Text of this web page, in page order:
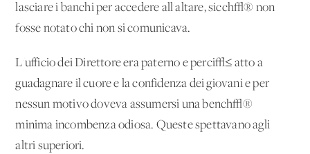
lasciare i banchi per accedere all'altare, sicch√® non
fosse notato chi non si comunicava.
L'ufficio dei Direttore era paterno e perci√≤ atto a
guadagnare il cuore e la confidenza dei giovani e per
nessun motivo doveva assumersi una bench√®
minima incombenza odiosa. Queste spettavano agli
altri superiori.